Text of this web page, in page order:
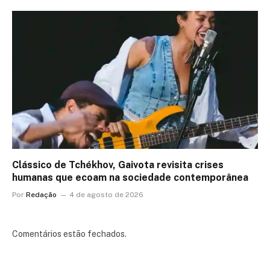
Clássico de Tchékhov, Gaivota revisita crises
humanas que ecoam na sociedade contemporânea
Por Redação 4 de agosto de 2026
Comentários estão fechados.